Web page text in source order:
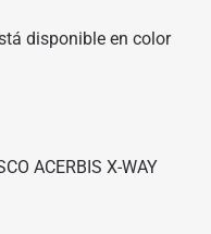
disponible en color
ACERBIS X-WAY